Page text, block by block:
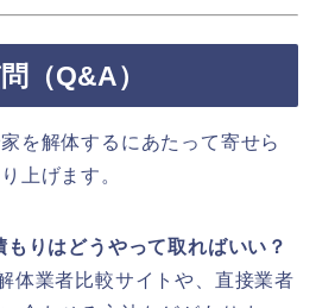
（Q&A）
を解体するにあたって寄せら
上げます。
りはどうやって取ればいい？
体業者比較サイトや、直接業者